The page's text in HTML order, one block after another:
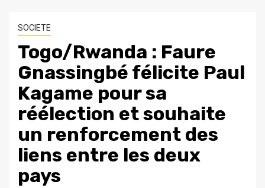
SOCIETE
Togo/Rwanda : Faure
Gnassingbé félicite Paul
Kagame pour sa
réélection et souhaite
un renforcement des
liens entre les deux
pays